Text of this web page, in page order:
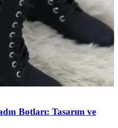
Botları: Tasarım ve